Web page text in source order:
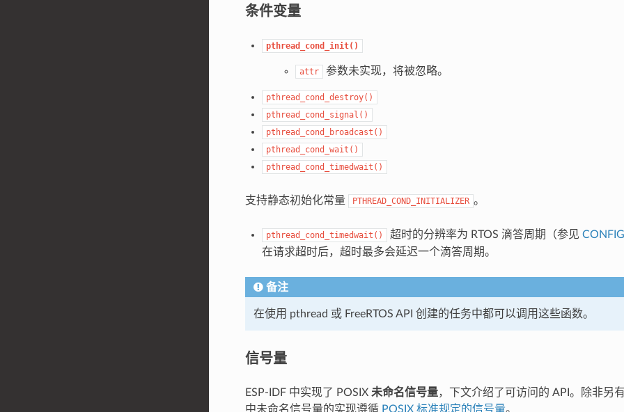
条件变量
pthread_cond_init()
attr 参数未实现，将被忽略。
pthread_cond_destroy()
pthread_cond_signal()
pthread_cond_broadcast()
pthread_cond_wait()
pthread_cond_timedwait()
支持静态初始化常量 PTHREAD_COND_INITIALIZER 。
pthread_cond_timedwait() 超时的分辨率为 RTOS 滴答周期（参见
在请求超时后，超时最多会延迟一个滴答周期。
备注
在使用 pthread 或 FreeRTOS API 创建的任务中都可以调用这些函数。
信号量
ESP-IDF 中实现了 POSIX 未命名信号量，下文介绍了可访问的 API。除非另
中未命名信号量的实现遵循 POSIX 标准规定的信号量。